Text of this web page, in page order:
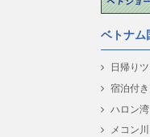
ベトナム
日帰り
宿泊付
ハロン湾
メコン